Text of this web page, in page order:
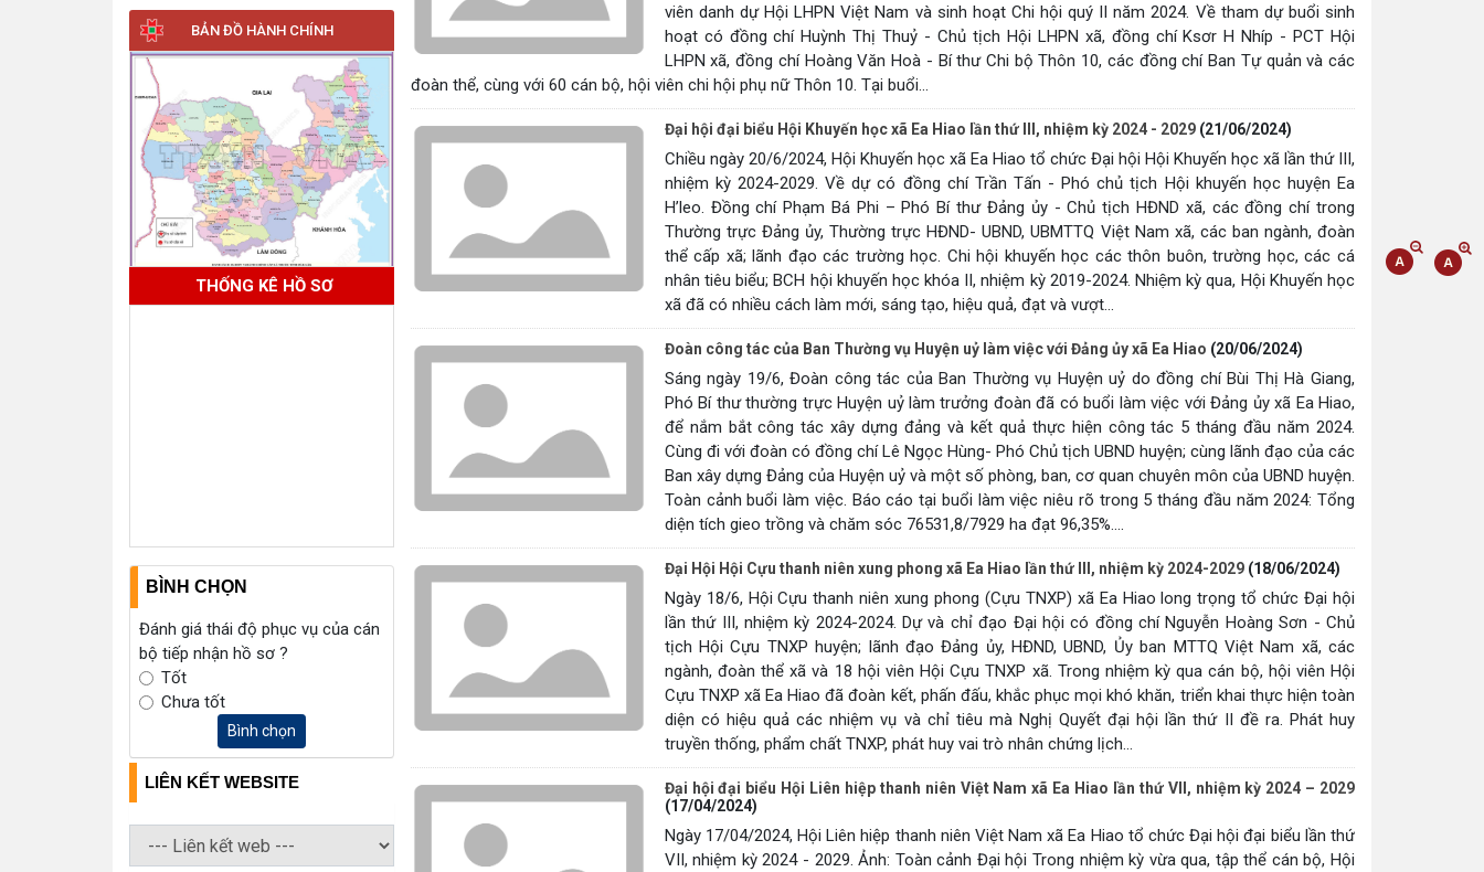
BẢN ĐỒ HÀNH CHÍNH
THỐNG KÊ HỒ SƠ
BÌNH CHỌN
Đánh giá thái độ phục vụ của cán
bộ tiếp nhận hồ sơ ?
Tốt
Chưa tốt
Bình chọn
LIÊN KẾT WEBSITE
viên danh dự Hội LHPN Việt Nam và sinh hoạt Chi hội quý II năm 2024. Về tham dự buổi sinh
hoạt có đồng chí Huỳnh Thị Thuỷ - Chủ tịch Hội LHPN xã, đồng chí Ksơr H Nhíp - PCT Hội
LHPN xã, đồng chí Hoàng Văn Hoà - Bí thư Chi bộ Thôn 10, các đồng chí Ban Tự quản và các
đoàn thể, cùng với 60 cán bộ, hội viên chi hội phụ nữ Thôn 10. Tại buổi...
Đại hội đại biểu Hội Khuyến học xã Ea Hiao lần thứ III, nhiệm kỳ 2024 - 2029 (21/06/2024)
Chiều ngày 20/6/2024, Hội Khuyến học xã Ea Hiao tổ chức Đại hội Hội Khuyến học xã lần thứ III,
nhiệm kỳ 2024-2029. Về dự có đồng chí Trần Tấn - Phó chủ tịch Hội khuyến học huyện Ea
H’leo. Đồng chí Phạm Bá Phi – Phó Bí thư Đảng ủy - Chủ tịch HĐND xã, các đồng chí trong
Thường trực Đảng ủy, Thường trực HĐND- UBND, UBMTTQ Việt Nam xã, các ban ngành, đoàn
thể cấp xã; lãnh đạo các trường học. Chi hội khuyến học các thôn buôn, trường học, các cá
nhân tiêu biểu; BCH hội khuyến học khóa II, nhiệm kỳ 2019-2024. Nhiệm kỳ qua, Hội Khuyến học
xã đã có nhiều cách làm mới, sáng tạo, hiệu quả, đạt và vượt...
Đoàn công tác của Ban Thường vụ Huyện uỷ làm việc với Đảng ủy xã Ea Hiao (20/06/2024)
Sáng ngày 19/6, Đoàn công tác của Ban Thường vụ Huyện uỷ do đồng chí Bùi Thị Hà Giang,
Phó Bí thư thường trực Huyện uỷ làm trưởng đoàn đã có buổi làm việc với Đảng ủy xã Ea Hiao,
để nắm bắt công tác xây dựng đảng và kết quả thực hiện công tác 5 tháng đầu năm 2024.
Cùng đi với đoàn có đồng chí Lê Ngọc Hùng- Phó Chủ tịch UBND huyện; cùng lãnh đạo của các
Ban xây dựng Đảng của Huyện uỷ và một số phòng, ban, cơ quan chuyên môn của UBND huyện.
Toàn cảnh buổi làm việc. Báo cáo tại buổi làm việc niêu rõ trong 5 tháng đầu năm 2024: Tổng
diện tích gieo trồng và chăm sóc 76531,8/7929 ha đạt 96,35%....
Đại Hội Hội Cựu thanh niên xung phong xã Ea Hiao lần thứ III, nhiệm kỳ 2024-2029 (18/06/2024)
Ngày 18/6, Hội Cựu thanh niên xung phong (Cựu TNXP) xã Ea Hiao long trọng tổ chức Đại hội
lần thứ III, nhiệm kỳ 2024-2024. Dự và chỉ đạo Đại hội có đồng chí Nguyễn Hoàng Sơn - Chủ
tịch Hội Cựu TNXP huyện; lãnh đạo Đảng ủy, HĐND, UBND, Ủy ban MTTQ Việt Nam xã, các
ngành, đoàn thể xã và 18 hội viên Hội Cựu TNXP xã. Trong nhiệm kỳ qua cán bộ, hội viên Hội
Cựu TNXP xã Ea Hiao đã đoàn kết, phấn đấu, khắc phục mọi khó khăn, triển khai thực hiện toàn
diện có hiệu quả các nhiệm vụ và chỉ tiêu mà Nghị Quyết đại hội lần thứ II đề ra. Phát huy
truyền thống, phẩm chất TNXP, phát huy vai trò nhân chứng lịch...
Đại hội đại biểu Hội Liên hiệp thanh niên Việt Nam xã Ea Hiao lần thứ VII, nhiệm kỳ 2024 – 2029
(17/04/2024)
Ngày 17/04/2024, Hội Liên hiệp thanh niên Việt Nam xã Ea Hiao tổ chức Đại hội đại biểu lần thứ
VII, nhiệm kỳ 2024 - 2029. Ảnh: Toàn cảnh Đại hội Trong nhiệm kỳ vừa qua, tập thể cán bộ, Hội